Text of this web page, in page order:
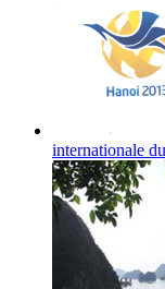
internationale